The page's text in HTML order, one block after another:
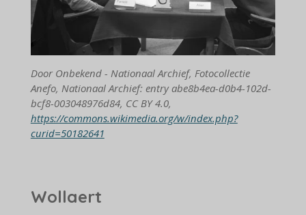
Door Onbekend - Nationaal Archief, Fotocollectie
Anefo, Nationaal Archief: entry abe8b4ea-d0b4-102d-
bcf8-003048976d84, CC BY 4.0,
https://commons.wikimedia.org/w/index.php?
curid=50182641
Wollaert